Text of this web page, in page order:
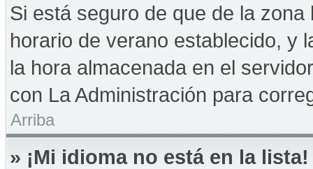
Si está seguro de que de la
horario de verano establecido, y
la hora almacenada en el
con La Administración para
Arriba
» ¡Mi idioma no está en la lista!